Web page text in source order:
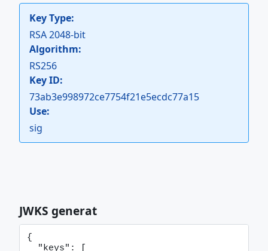
Key Type:
RSA 2048-bit
Algorithm:
RS256
Key ID:
73ab3e998972ce7754f21e5ecdc77a15
Use:
sig
JWKS generat